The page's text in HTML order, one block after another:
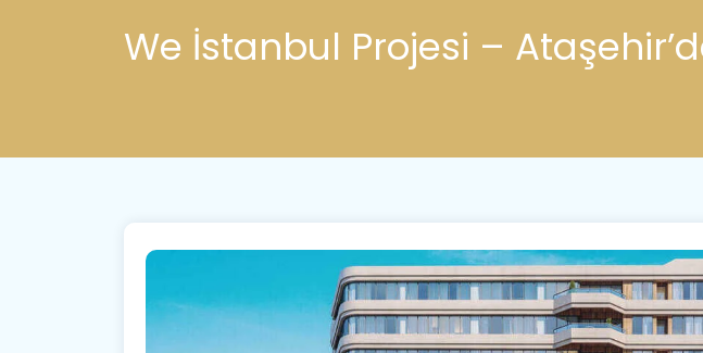
We İstanbul Projesi –